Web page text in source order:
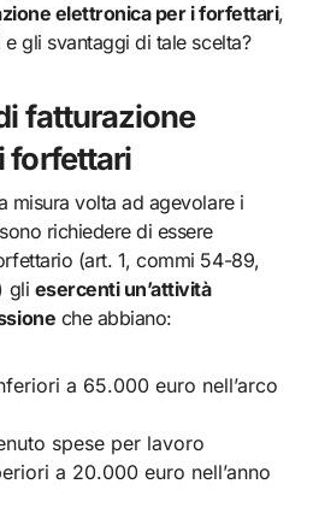
elettronica per i forfettari,
gli svantaggi di tale scelta?
fatturazione
forfettari
misura volta ad agevolare i
richiedere di essere
(art. 1, commi 54-89,
gli esercenti un’attività
che abbiano:
a 65.000 euro nell’arco
spese per lavoro
a 20.000 euro nell’anno